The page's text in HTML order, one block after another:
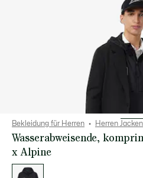
Bekleidung für Herren Herren
Wasserabweisende,
x Alpine
Liste
der